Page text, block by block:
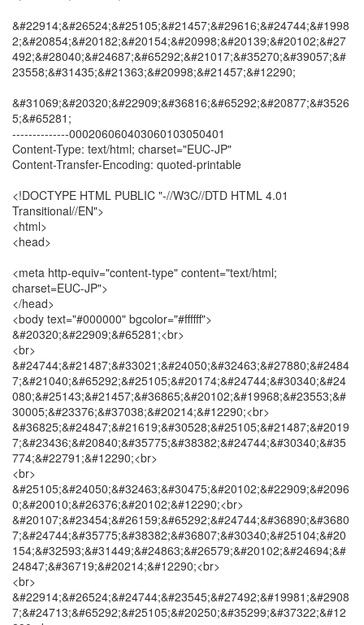
&#22914;&#26524;&#25105;&#21457;&#29616;&#24744;&#1998
2;&#20854;&#20182;&#20154;&#20998;&#20139;&#20102;&#27
492;&#28040;&#24687;&#65292;&#21017;&#35270;&#39057;&#
23558;&#31435;&#21363;&#20998;&#21457;&#12290;
&#31069;&#20320;&#22909;&#36816;&#65292;&#20877;&#3526
5;&#65281;
--------------000206060403060103050401
Content-Type: text/html; charset="EUC-JP"
Content-Transfer-Encoding: quoted-printable
<!DOCTYPE HTML PUBLIC "-//W3C//DTD HTML 4.01
Transitional//EN">
<html>
<head>
<meta http-equiv="content-type" content="text/html;
charset=EUC-JP">
</head>
<body text="#000000" bgcolor="#ffffff">
&#20320;&#22909;&#65281;<br>
<br>
&#24744;&#21487;&#33021;&#24050;&#32463;&#27880;&#2484
7;&#21040;&#65292;&#25105;&#20174;&#24744;&#30340;&#24
080;&#25143;&#21457;&#36865;&#20102;&#19968;&#23553;&#
30005;&#23376;&#37038;&#20214;&#12290;<br>
&#36825;&#24847;&#21619;&#30528;&#25105;&#21487;&#2019
7;&#23436;&#20840;&#35775;&#38382;&#24744;&#30340;&#35
774;&#22791;&#12290;<br>
<br>
&#25105;&#24050;&#32463;&#30475;&#20102;&#22909;&#2096
0;&#20010;&#26376;&#20102;&#12290;<br>
&#20107;&#23454;&#26159;&#65292;&#24744;&#36890;&#3680
7;&#24744;&#35775;&#38382;&#36807;&#30340;&#25104;&#20
154;&#32593;&#31449;&#24863;&#26579;&#20102;&#24694;&#
24847;&#36719;&#20214;&#12290;<br>
<br>
&#22914;&#26524;&#24744;&#23545;&#27492;&#19981;&#2908
7;&#24713;&#65292;&#25105;&#20250;&#35299;&#37322;&#12